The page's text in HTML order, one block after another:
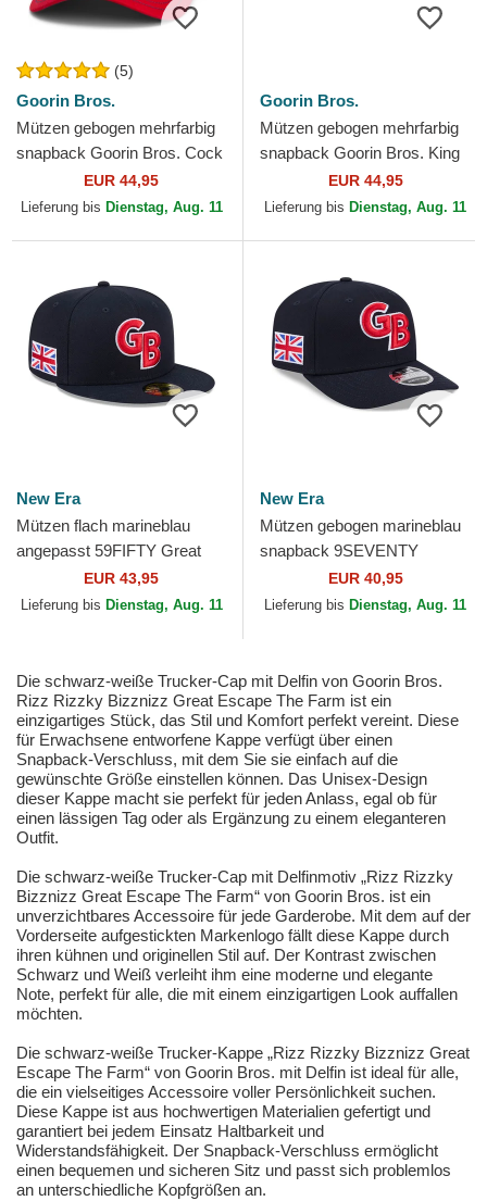
(5)
Goorin Bros.
Mützen gebogen mehrfarbig
snapback Goorin Bros. Cock
Team Rooster Original
Recipe Team Pride The...
EUR 44,95
Lieferung bis Dienstag, Aug. 11
Goorin Bros.
Mützen gebogen mehrfarbig
snapback Goorin Bros. King
Team Tiger Original Recipe
Team Pride The...
EUR 44,95
Lieferung bis Dienstag, Aug. 11
New Era
Mützen flach marineblau
angepasst 59FIFTY Great
Britain 2026 World Baseball
Classic der World...
EUR 43,95
Lieferung bis Dienstag, Aug. 11
New Era
Mützen gebogen marineblau
snapback 9SEVENTY
Stretch Snap Great Britain
2026 World Baseball...
EUR 40,95
Lieferung bis Dienstag, Aug. 11
Die schwarz-weiße Trucker-Cap mit Delfin von Goorin Bros.
Rizz Rizzky Bizznizz Great Escape The Farm ist ein
einzigartiges Stück, das Stil und Komfort perfekt vereint. Diese
für Erwachsene entworfene Kappe verfügt über einen
Snapback-Verschluss, mit dem Sie sie einfach auf die
gewünschte Größe einstellen können. Das Unisex-Design
dieser Kappe macht sie perfekt für jeden Anlass, egal ob für
einen lässigen Tag oder als Ergänzung zu einem eleganteren
Outfit.
Die schwarz-weiße Trucker-Cap mit Delfinmotiv „Rizz Rizzky
Bizznizz Great Escape The Farm“ von Goorin Bros. ist ein
unverzichtbares Accessoire für jede Garderobe. Mit dem auf der
Vorderseite aufgestickten Markenlogo fällt diese Kappe durch
ihren kühnen und originellen Stil auf. Der Kontrast zwischen
Schwarz und Weiß verleiht ihm eine moderne und elegante
Note, perfekt für alle, die mit einem einzigartigen Look auffallen
möchten.
Die schwarz-weiße Trucker-Kappe „Rizz Rizzky Bizznizz Great
Escape The Farm“ von Goorin Bros. mit Delfin ist ideal für alle,
die ein vielseitiges Accessoire voller Persönlichkeit suchen.
Diese Kappe ist aus hochwertigen Materialien gefertigt und
garantiert bei jedem Einsatz Haltbarkeit und
Widerstandsfähigkeit. Der Snapback-Verschluss ermöglicht
einen bequemen und sicheren Sitz und passt sich problemlos
an unterschiedliche Kopfgrößen an.